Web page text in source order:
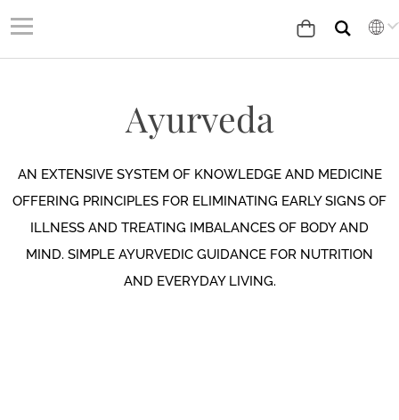
Ayurveda
AN EXTENSIVE SYSTEM OF KNOWLEDGE AND MEDICINE
OFFERING PRINCIPLES FOR ELIMINATING EARLY SIGNS OF
ILLNESS AND TREATING IMBALANCES OF BODY AND
MIND. SIMPLE AYURVEDIC GUIDANCE FOR NUTRITION
AND EVERYDAY LIVING.